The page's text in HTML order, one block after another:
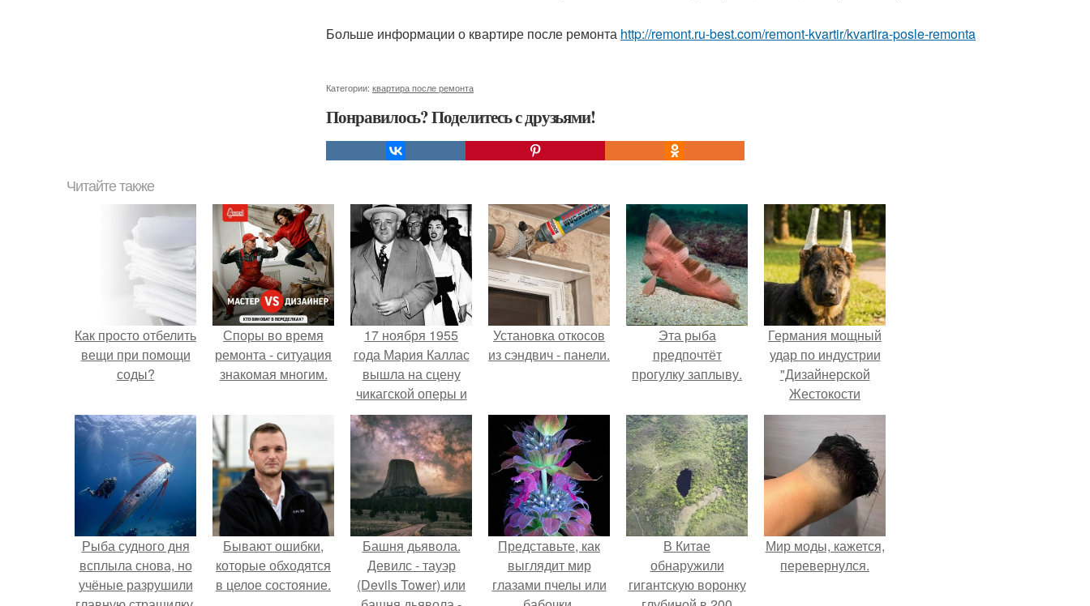
Больше информации о квартире после ремонта http://remont.ru-best.com/remont-kvartir/kvartira-posle-remonta
Категории: квартира после ремонта
Понравилось? Поделитесь с друзьями!
Читайте также
Как просто отбелить
вещи при помощи
соды?
Споры во время
ремонта - ситуация
знакомая многим.
17 ноября 1955
года Мария Каллас
вышла на сцену
чикагской оперы и
сорвала овации.
Установка откосов
из сэндвич - панели.
Эта рыба
предпочтёт
прогулку заплыву.
Германия мощный
удар по индустрии
"Дизайнерской
Жестокости
нанесла".
Рыба судного дня
всплыла снова, но
учёные разрушили
Бывают ошибки,
которые обходятся
в целое состояние.
Башня дьявола.
Девилс - тауэр
(Devils Tower) или
Представьте, как
выглядит мир
глазами пчелы или
В Китaе
обнаружили
гигaнтскую воронку
Мир моды, кажется,
перевернулся.